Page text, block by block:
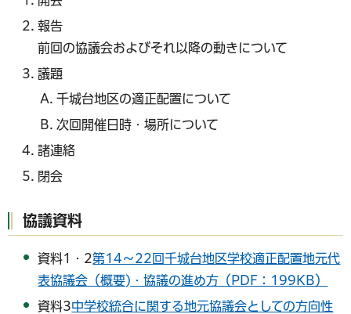
報告
前回の協議会およびそれ以降の動きについて
議題
千城台地区の適正配置について
次回開催日時・場所について
諸連絡
閉会
協議資料
資料1・2第14～22回千城台地区学校適正配置地元代
表協議会（概要)・協議の進め方（PDF：199KB）
資料3中学校統合に関する地元協議会としての方向性